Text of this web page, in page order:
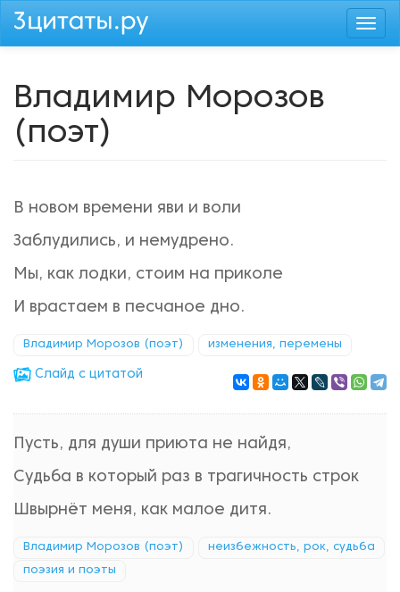
Перейти
Владимир Морозов
(поэт)
В новом времени яви и воли
Заблудились, и немудрено.
Мы, как лодки, стоим на приколе
И врастаем в песчаное дно.
Владимир Морозов (поэт) изменения, перемены
Cлайд с цитатой
Пусть, для души приюта не найдя,
Судьба в который раз в трагичность строк
Швырнёт меня, как малое дитя.
Владимир Морозов (поэт) неизбежность, рок, судьба
поэзия и поэты